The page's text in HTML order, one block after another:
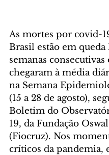
As mortes por covid-
Brasil estão em queda
semanas consecutivas
chegaram à média
na Semana
(15 a 28 de agosto),
Boletim do
19, da Fundação
(Fiocruz). Nos
críticos da pandemia,